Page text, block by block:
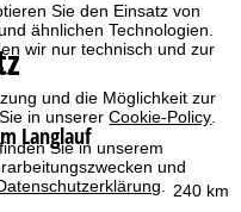
Sie den Einsatz von
ähnlichen Technologien.
wir nur technisch und zur
und die Möglichkeit zur
in unsererCookie-Policy
Sie in unserem
und
Langlauf
240 km